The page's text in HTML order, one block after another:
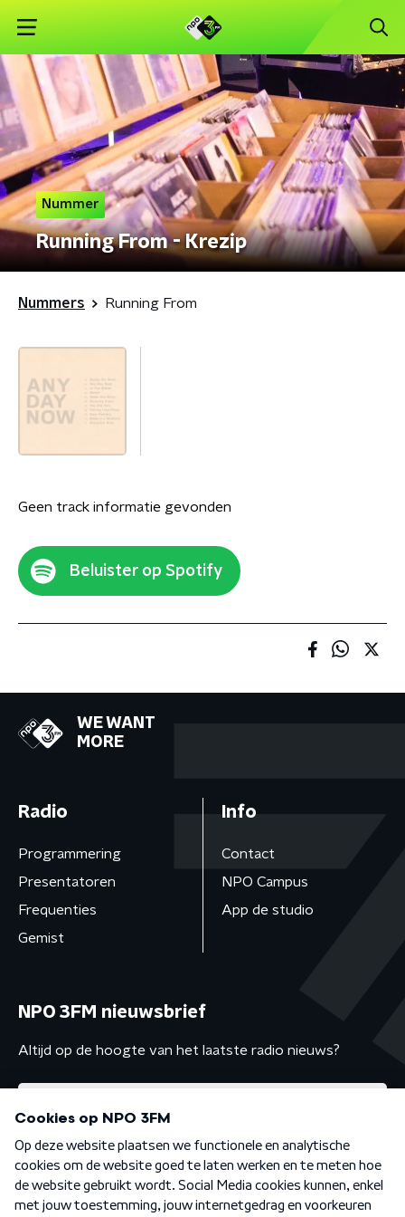
Nummer
Running From - Krezip
Nummers Running From
Geen track informatie gevonden
Beluister op Spotify
WE WANT
MORE
Radio
Programmering
Presentatoren
Frequenties
Gemist
Info
Contact
NPO Campus
App de studio
NPO 3FM nieuwsbrief
Altijd op de hoogte van het laatste radio nieuws?
Algemene voorwaarden Privacybeleid